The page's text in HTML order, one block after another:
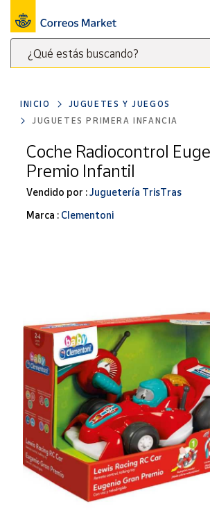
¿Qué estás buscando?
clave
para
buscar
productos
Correos
Market
Menú
Nuestro
catálogo
Alimentación
Ocio y cultura
Juguetes y
juegos
Libros y
Oficina y
Papelería
Para Canarias,
Ceuta y Melilla
populares
INICIO
JUGUETES Y JUEGOS
JUGUETES PRIMERA INFANCIA
Coche Radiocontrol
Premio Infantil
Vendido por :Juguetería TrisTras
Marca : Clementoni